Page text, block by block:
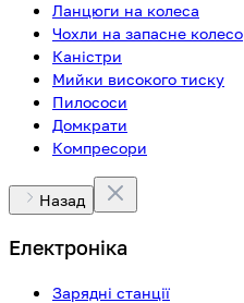
Ланцюги на колеса
Чохли на запасне колесо
Каністри
Мийки високого тиску
Пилососи
Домкрати
Компресори
Назад
Електроніка
Зарядні станції